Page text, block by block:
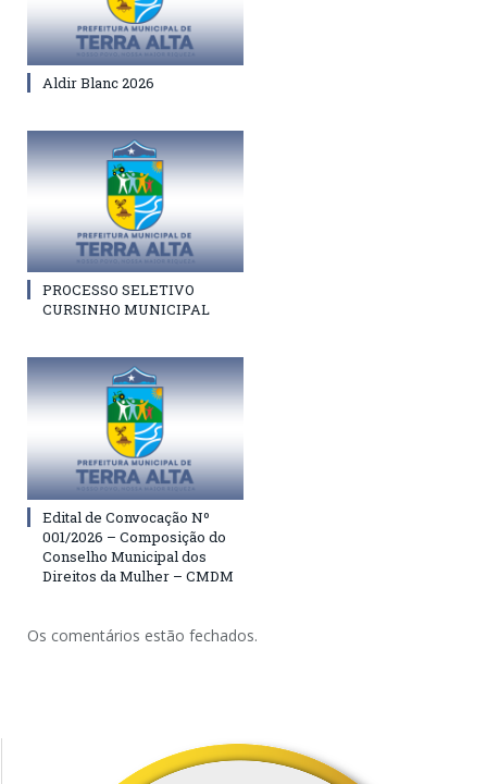
Aldir Blanc 2026
PROCESSO SELETIVO
CURSINHO MUNICIPAL
Edital de Convocação Nº
001/2026 – Composição do
Conselho Municipal dos
Direitos da Mulher – CMDM
Os comentários estão fechados.